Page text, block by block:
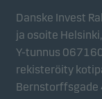
Danske Invest
ja osoite
Y-tunnus
rekisteröity
Bernstorffsgade